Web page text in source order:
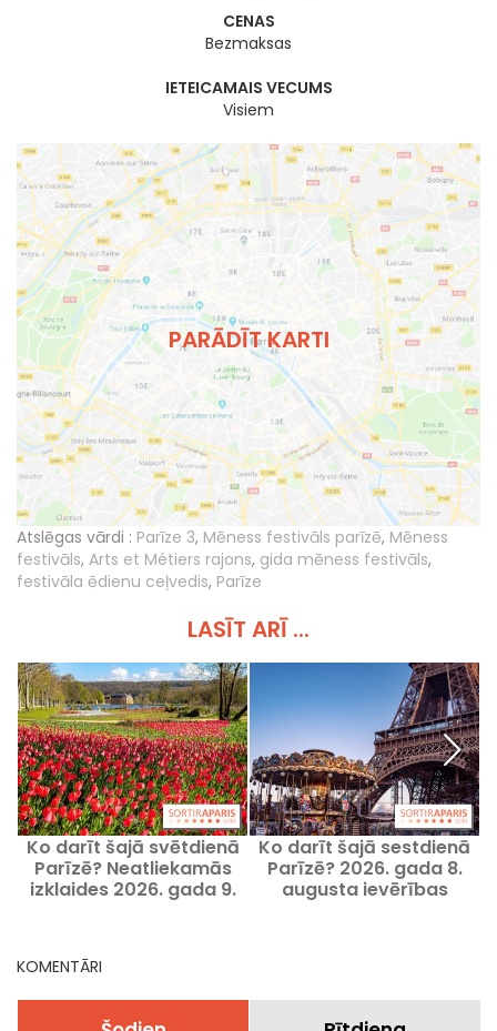
CENAS
Bezmaksas
IETEICAMAIS VECUMS
Visiem
PARĀDĪT KARTI
Atslēgas vārdi : Parīze 3, Mēness festivāls parīzē, Mēness
festivāls, Arts et Métiers rajons, gida mēness festivāls,
festivāla ēdienu ceļvedis, Parīze
LASĪT ARĪ ...
Ko darīt šajā svētdienā
Parīzē? Neatliekamās
izklaides 2026. gada 9.
Ko darīt šajā sestdienā
Parīzē? 2026. gada 8.
augusta ievērības
KOMENTĀRI